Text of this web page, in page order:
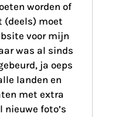
worden of
(deels) moet
voor mijn
was al sinds
ja oeps
landen en
met extra
foto’s